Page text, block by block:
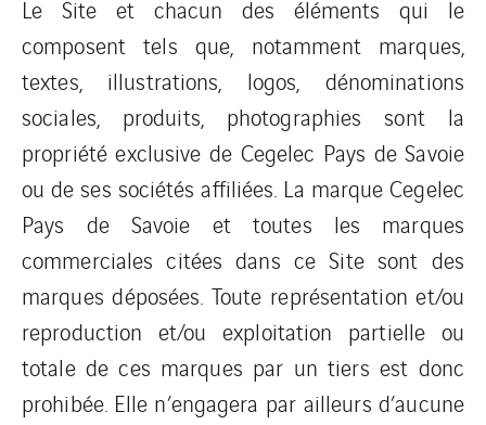
Le Site et chacun des éléments qui le
composent tels que, notamment marques,
textes, illustrations, logos, dénominations
sociales, produits, photographies sont la
propriété exclusive de Cegelec Pays de Savoie
ou de ses sociétés affiliées. La marque Cegelec
Pays de Savoie et toutes les marques
commerciales citées dans ce Site sont des
marques déposées. Toute représentation et/ou
reproduction et/ou exploitation partielle ou
totale de ces marques par un tiers est donc
prohibée. Elle n’engagera par ailleurs d’aucune